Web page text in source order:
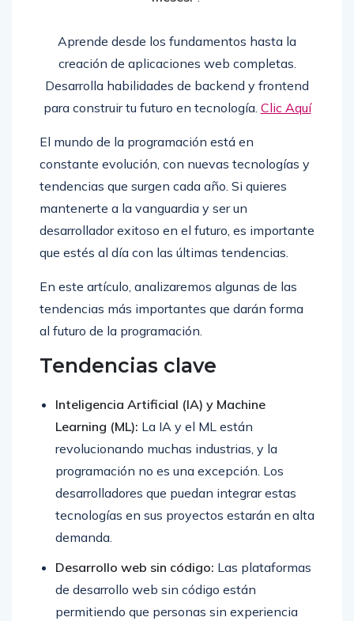
Aprende desde los fundamentos hasta la
creación de aplicaciones web completas.
Desarrolla habilidades de backend y frontend
para construir tu futuro en tecnología. Clic Aquí
El mundo de la programación está en
constante evolución, con nuevas tecnologías y
tendencias que surgen cada año. Si quieres
mantenerte a la vanguardia y ser un
desarrollador exitoso en el futuro, es importante
que estés al día con las últimas tendencias.
En este artículo, analizaremos algunas de las
tendencias más importantes que darán forma
al futuro de la programación.
Tendencias clave
Inteligencia Artificial (IA) y Machine
Learning (ML): La IA y el ML están
revolucionando muchas industrias, y la
programación no es una excepción. Los
desarrolladores que puedan integrar estas
tecnologías en sus proyectos estarán en alta
demanda.
Desarrollo web sin código: Las plataformas
de desarrollo web sin código están
permitiendo que personas sin experiencia